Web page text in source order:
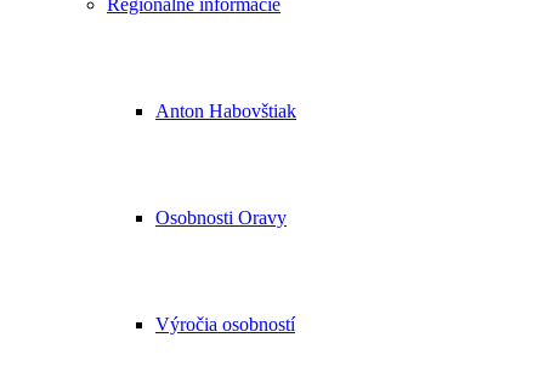
Regionálne informácie
Anton Habovštiak
Osobnosti Oravy
Výročia osobností